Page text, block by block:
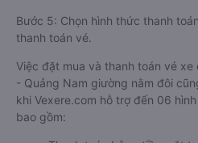
Bước 5: Chọn hình thức thanh
thanh toán vé.
Việc đặt mua và thanh toán vé xe
- Quảng Nam giường nằm đôi
khi Vexere.com hỗ trợ đến 06
bao gồm: